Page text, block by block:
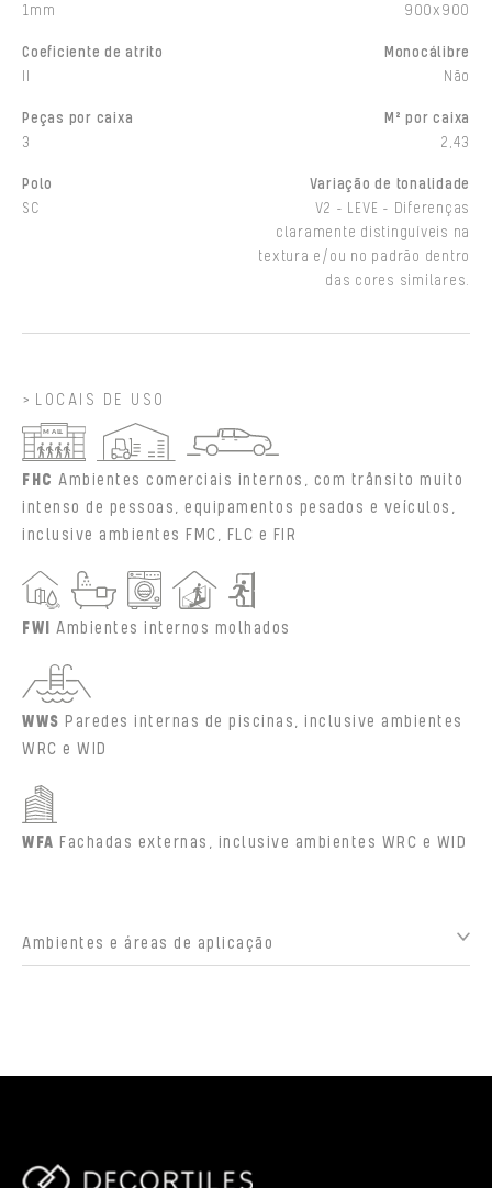
1mm
900x900
Coeficiente de atrito
Monocálibre
Não
Peças por caixa
3
M² por caixa
2,43
Polo
SC
Variação de tonalidade
V2 - LEVE - Diferenças
claramente distinguíveis na
textura e/ou no padrão dentro
das cores similares.
LOCAIS DE USO
FHC Ambientes comerciais internos, com trânsito muito
intenso de pessoas, equipamentos pesados e veículos,
inclusive ambientes FMC, FLC e FIR
FWI Ambientes internos molhados
WWS Paredes internas de piscinas, inclusive ambientes
WRC e WID
WFA Fachadas externas, inclusive ambientes WRC e WID
Ambientes e áreas de aplicação